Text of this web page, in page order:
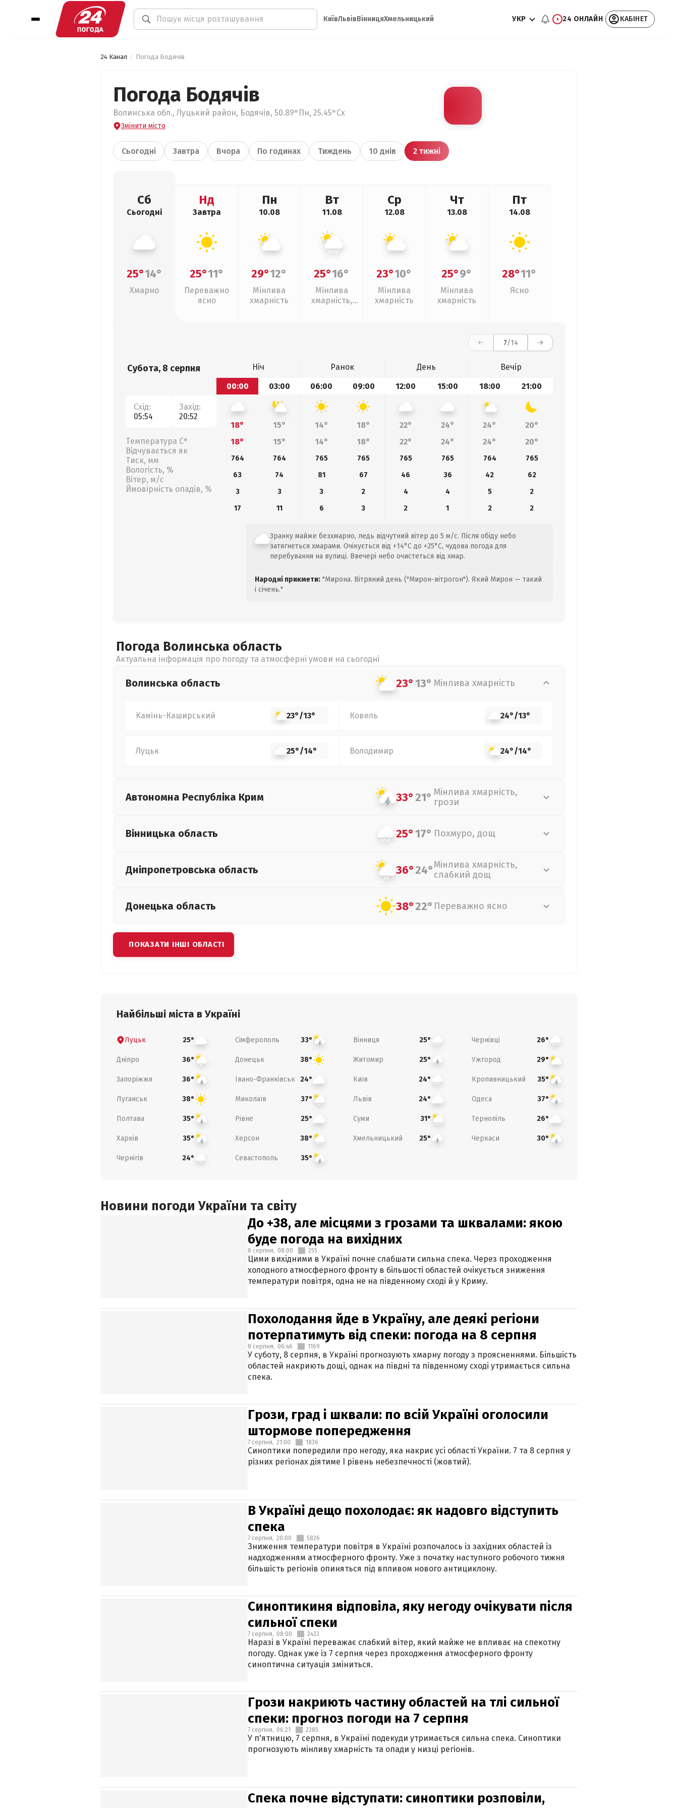
КиївЛьвівВінницяХмельницький УКР 24 ОНЛАЙН КАБІНЕТ
24 Канал Погода Бодячів
Погода Бодячів
Волинська обл., Луцький район, Бодячів, 50.89°Пн, 25.45°Сх
Змінити місто
Сьогодні Завтра Вчора По годинах Тиждень 10 днів 2 тижні
Сб
Сьогодні
25°14°
Хмарно
Нд
Завтра
25°11°
Переважно
ясно
Пн
10.08
29°12°
Мінлива
хмарність
Вт
11.08
25°16°
Мінлива
хмарність,
Ср
12.08
23°10°
Мінлива
хмарність
Чт
13.08
25°9°
Мінлива
хмарність
Пт
14.08
28°11°
Ясно
7/14
Субота, 8 серпня
Схід:
05:54
Захід:
20:52
Температура С°
Відчувається як
Тиск, мм
Вологість, %
Вітер, м/с
Ймовірність опадів, %
Ніч Ранок День
Вечір
00:00
03:00 06:00 09:00 12:00 15:00 18:00 21:00
18° 15° 14° 18° 22° 24° 24°
20°
18°
15° 14° 18° 22° 24° 24° 20°
764 764 765 765 765 765 764
765
63
74 81 67 46 36 42
62
3
3 3 2 4 4 5
2
17
11 6 3 2 1 2 2
Зранку майже безхмарно, ледь відчутний вітер до 5 м/с. Після обіду небо
затягнеться хмарами. Очікується від +14°C до +25°C, чудова погода для
перебування на вулиці. Ввечері небо очистеться від хмар.
Народні прикмети: "Мирона. Вітряний день ("Мирон-вітрогон"). Який Мирон — такий
і січень."
Погода Волинська область
Актуальна інформація про погоду та атмосферні умови на сьогодні
Волинська область 23°13° Мінлива хмарність
Камінь-Каширський 23°/13° Ковель 24°/13°
Луцьк 25°/14° Володимир 24°/14°
Автономна Республіка Крим 33°21° Мінлива хмарність,
грози
Вінницька область 25°17° Похмуро, дощ
Дніпропетровська область 36°24°Мінлива хмарність,
слабкий дощ
Донецька область 38°22° Переважно ясно
ПОКАЗАТИ ІНШІ ОБЛАСТІ
Найбільші міста в Україні
Луцьк 25° Сімферополь 33° Вінниця 25° Чернівці 26°
Дніпро 36° Донецьк 38° Житомир 25° Ужгород 29°
Запоріжжя 36° Івано-Франківськ 24° Київ 24° Кропивницький 35°
Луганськ 38° Миколаїв 37° Львів 24° Одеса 37°
Полтава 35° Рівне 25° Суми 31° Тернопіль 26°
Харків 35° Херсон 38° Хмельницький 25° Черкаси 30°
Чернігів 24° Севастополь 35°
Новини погоди України та світу
До +38, але місцями з грозами та шквалами: якою
буде погода на вихідних
8 серпня, 08:00 255
Цими вихідними в Україні почне слабшати сильна спека. Через проходження
холодного атмосферного фронту в більшості областей очікується зниження
температури повітря, одна не на південному сході й у Криму.
Похолодання йде в Україну, але деякі регіони
потерпатимуть від спеки: погода на 8 серпня
8 серпня, 06:46 1169
У суботу, 8 серпня, в Україні прогнозують хмарну погоду з проясненнями. Більшість
областей накриють дощі, однак на півдні та південному сході утримається сильна
спека.
Грози, град і шквали: по всій Україні оголосили
штормове попередження
7 серпня, 21:00 1836
Синоптики попередили про негоду, яка накриє усі області України. 7 та 8 серпня у
різних регіонах діятиме І рівень небезпечності (жовтий).
В Україні дещо похолодає: як надовго відступить
спека
7 серпня, 20:00 5826
Зниження температури повітря в Україні розпочалось із західних областей із
надходженням атмосферного фронту. Уже з початку наступного робочого тижня
більшість регіонів опиняться під впливом нового антициклону.
Синоптикиня відповіла, яку негоду очікувати після
сильної спеки
7 серпня, 08:00 2433
Наразі в Україні переважає слабкий вітер, який майже не впливає на спекотну
погоду. Однак уже із 7 серпня через проходження атмосферного фронту
синоптична ситуація зміниться.
Грози накриють частину областей на тлі сильної
спеки: прогноз погоди на 7 серпня
7 серпня, 06:21 2385
У п'ятницю, 7 серпня, в Україні подекуди утримається сильна спека. Синоптики
прогнозують мінливу хмарність та опади у низці регіонів.
Спека почне відступати: синоптики розповіли,